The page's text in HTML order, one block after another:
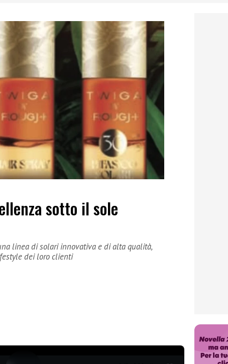
sotto il sole
linea di solari innovativa e di alta qualità,
dei loro clienti